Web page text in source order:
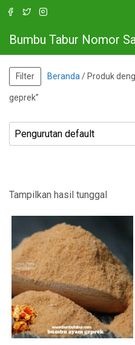
Bumbu Tabur Nomor
Filter Beranda / Produk
geprek”
Tampilkan hasil tunggal